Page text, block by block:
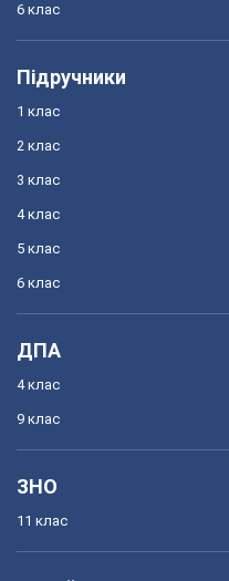
6 клас
Підручники
1 клас
2 клас
3 клас
4 клас
5 клас
6 клас
ДПА
4 клас
9 клас
ЗНО
11 клас